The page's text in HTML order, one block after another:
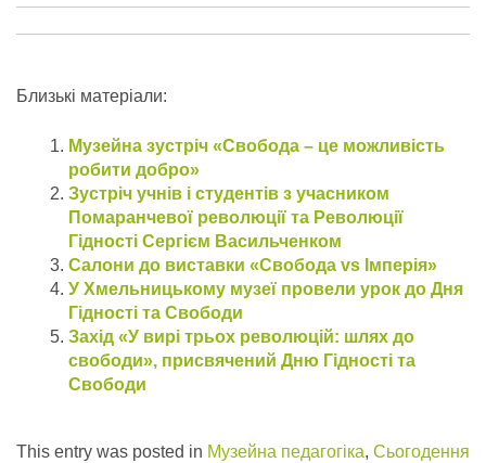
Близькі матеріали:
Музейна зустріч «Свобода – це можливість
робити добро»
Зустріч учнів і студентів з учасником
Помаранчевої революції та Революції
Гідності Сергієм Васильченком
Салони до виставки «Свобода vs Імперія»
У Хмельницькому музеї провели урок до Дня
Гідності та Свободи
Захід «У вирі трьох революцій: шлях до
свободи», присвячений Дню Гідності та
Свободи
This entry was posted in Музейна педагогіка, Сьогодення